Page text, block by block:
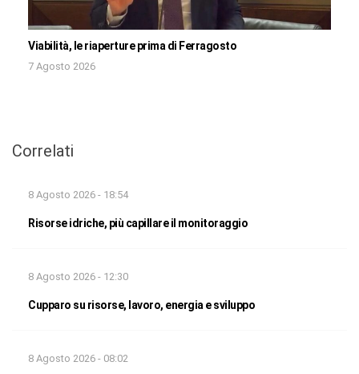
Viabilità, le riaperture prima di Ferragosto
7 Agosto 2026
Correlati
8 Agosto 2026 - 18:54
Risorse idriche, più capillare il monitoraggio
8 Agosto 2026 - 12:30
Cupparo su risorse, lavoro, energia e sviluppo
8 Agosto 2026 - 08:02